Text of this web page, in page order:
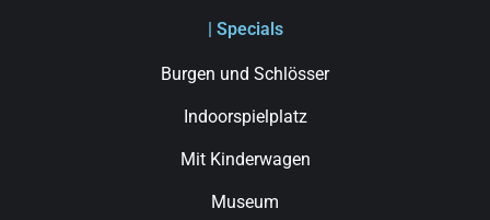
| Specials
Burgen und Schlösser
Indoorspielplatz
Mit Kinderwagen
Museum